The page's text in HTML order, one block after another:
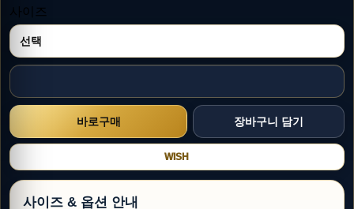
사이즈
WISH
사이즈 & 옵션 안내